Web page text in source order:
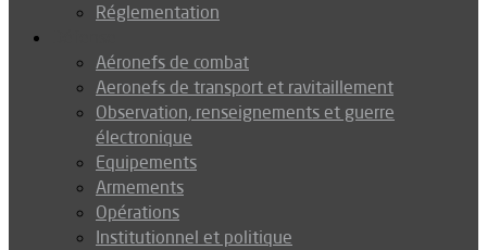
Réglementation
Aéronefs de combat
Aeronefs de transport et ravitaillement
Observation, renseignements et guerre
électronique
Equipements
Armements
Opérations
Institutionnel et politique